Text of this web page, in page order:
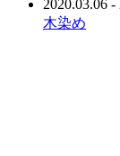
2020.03.06 -
木染め